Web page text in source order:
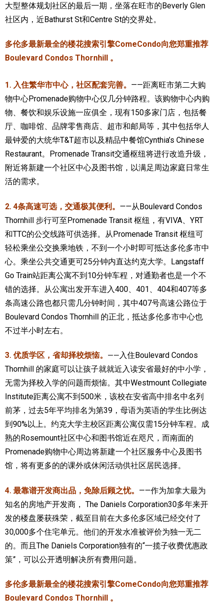
大多伦多教育网站
加拿大银行贷款机构
常用查询工具
地产杂谈
走近加拿大
为什么移民加拿大
加拿大的历史文化
加拿大社会保险系统
定居安大略省
安大略省免费医疗保险
加拿大的福利制度
吃货眼中的加拿大地图
大型整体规划社区的最后一期，坐落在旺市的Beverly Glen
社区内，近Bathurst St和Centre St的交界处。
多伦多最新最全的楼花搜索引擎ComeCondo向您郑重推荐
Boulevard Condos Thornhill 。
1. 入住繁华市中心，社区配套完善。 ——距离旺市第二大购
物中心Promenade购物中心仅几分钟路程。该购物中心内购
物、餐饮和娱乐设施一应俱全，现有150多家门店，包括餐
厅、咖啡馆、品牌零售商店、超市和邮局等，其中包括华人
最钟爱的大统华T&T超市以及精品中餐馆Cynthia’s Chinese
Restaurant。Promenade Transit交通枢纽将进行改造升级，
附近将新建一个社区中心及图书馆，以满足周边家庭日常生
活的需求。
2. 4条高速可选，交通极其便利。 ——从Boulevard Condos
Thornhill 步行可至Promenade Transit 枢纽，有VIVA、YRT
和TTC的公交线路可供选择。从Promenade Transit 枢纽可
轻松乘坐公交换乘地铁，不到一个小时即可抵达多伦多市中
心。乘坐公共交通更可25分钟内直达约克大学。Langstaff
Go Train站距离公寓不到10分钟车程，对通勤者也是一个不
错的选择。从公寓出发开车进入400、401、404和407等多
条高速公路也都只需几分钟时间，其中407号高速公路位于
Boulevard Condos Thornhill 的正北，抵达多伦多市中心也
不过半小时左右。
3. 优质学区，省却择校烦恼。 ——入住Boulevard Condos
Thornhill 的家庭可以让孩子就就近入读安省最好的中小学，
无需为择校入学的问题而烦恼。其中Westmount Collegiate
Institute距离公寓不到500米，该校在安省高中排名中名列
前茅，过去5年平均排名为第39，母语为英语的学生比例达
到90%以上。约克大学主校区距离公寓仅需15分钟车程。成
熟的Rosemount社区中心和图书馆近在咫尺，而南面的
Promenade购物中心周边将新建一个社区服务中心及图书
馆，将有更多的的课外或休闲活动供社区居民选择。
4. 最靠谱开发商出品，免除后顾之忧。 ——作为加拿大最为
知名的房地产开发商， The Daniels Corporation30多年来开
发的楼盘屡获殊荣，截至目前在大多伦多区域已经交付了
30,000多个住宅单元。他们的开发水准被评价为独一无二
的。而且The Daniels Corporation独有的“一揽子收费优惠政
策”，可以公开透明解决所有费用问题。
多伦多最新最全的楼花搜索引擎ComeCondo向您郑重推荐
Boulevard Condos Thornhill 。